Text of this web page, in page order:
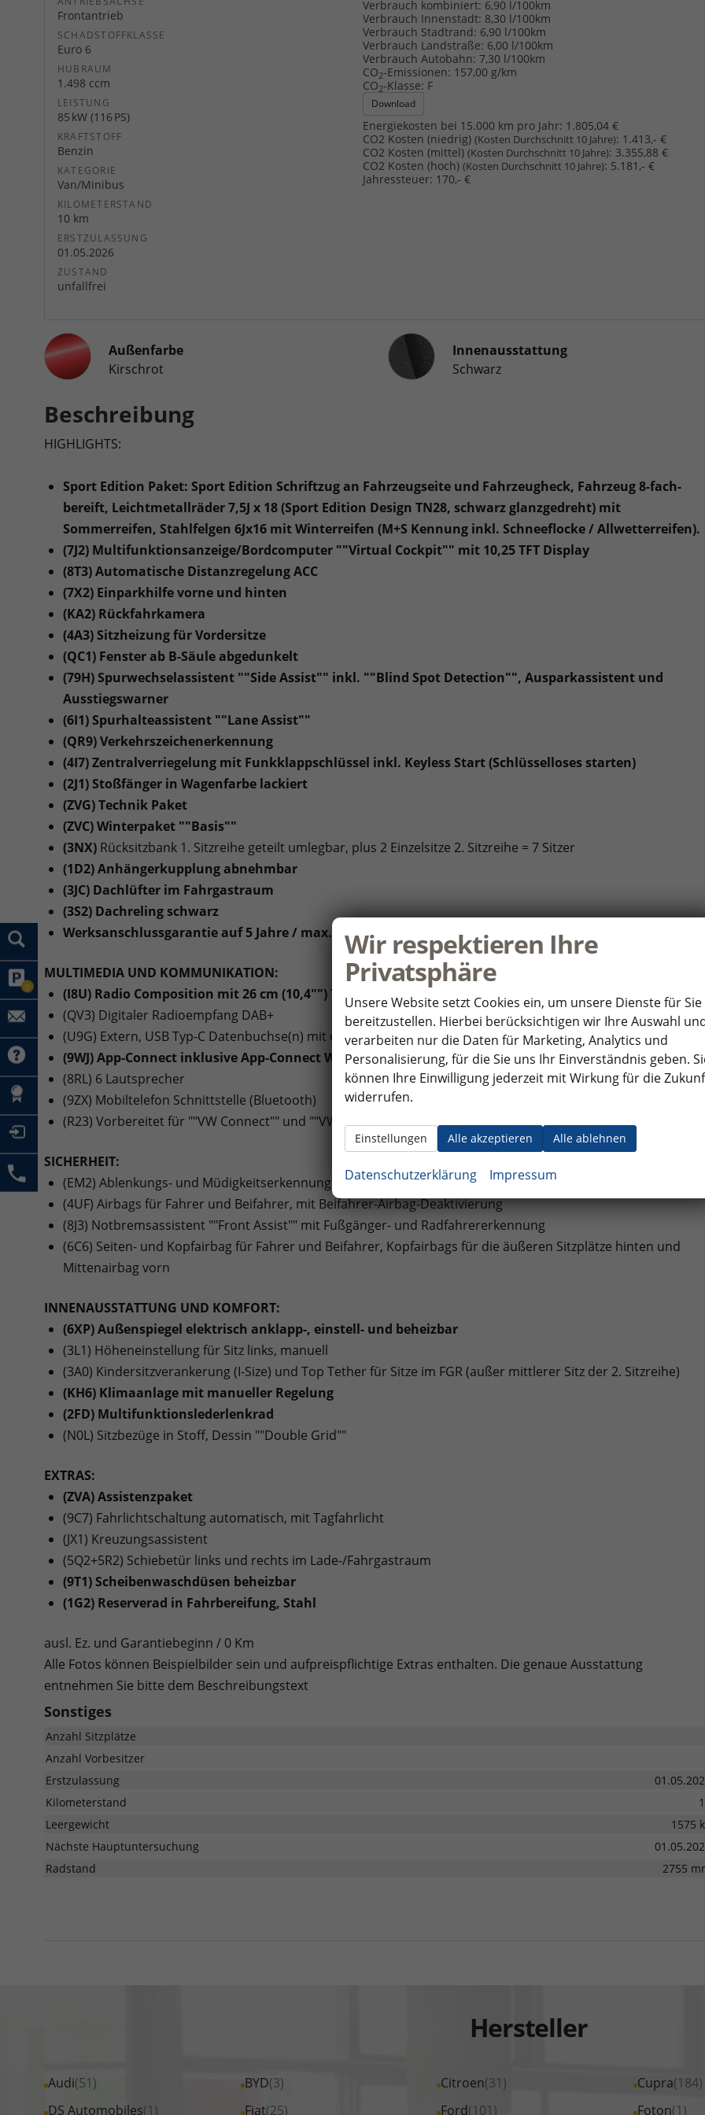
0
Frontantrieb
SCHADSTOFFKLASSE
Euro 6
HUBRAUM
1.498 ccm
LEISTUNG
85 kW (116 PS)
KRAFTSTOFF
Benzin
KATEGORIE
Van/Minibus
KILOMETERSTAND
10 km
ERSTZULASSUNG
01.05.2026
ZUSTAND
unfallfrei
Verbrauch kombiniert: 6,90 l/100km
Verbrauch Innenstadt: 8,30 l/100km
Verbrauch Stadtrand: 6,90 l/100km
Verbrauch Landstraße: 6,00 l/100km
Verbrauch Autobahn: 7,30 l/100km
CO2-Emissionen: 157,00 g/km
CO2-Klasse: F
Download
Energiekosten bei 15.000 km pro Jahr: 1.805,04 €
CO2 Kosten (niedrig) (Kosten Durchschnitt 10 Jahre): 1.413,- €
CO2 Kosten (mittel) (Kosten Durchschnitt 10 Jahre): 3.355,88 €
CO2 Kosten (hoch) (Kosten Durchschnitt 10 Jahre): 5.181,- €
Jahressteuer: 170,- €
Außenfarbe
Kirschrot
InnenausstattungInnenausstattung
Schwarz
Beschreibung
HIGHLIGHTS:
Sport Edition Paket: Sport Edition Schriftzug an Fahrzeugseite und Fahrzeugheck, Fahrzeug 8-fach-
bereift, Leichtmetallräder 7,5J x 18 (Sport Edition Design TN28, schwarz glanzgedreht) mit
Sommerreifen, Stahlfelgen 6Jx16 mit Winterreifen (M+S Kennung inkl. Schneeflocke / Allwetterreifen).
(7J2) Multifunktionsanzeige/Bordcomputer ""Virtual Cockpit"" mit 10,25 TFT Display
(8T3) Automatische Distanzregelung ACC
(7X2) Einparkhilfe vorne und hinten
(KA2) Rückfahrkamera
(4A3) Sitzheizung für Vordersitze
(QC1) Fenster ab B-Säule abgedunkelt
(79H) Spurwechselassistent ""Side Assist"" inkl. ""Blind Spot Detection"", Ausparkassistent und
Ausstiegswarner
(6I1) Spurhalteassistent ""Lane Assist""
(QR9) Verkehrszeichenerkennung
(4I7) Zentralverriegelung mit Funkklappschlüssel inkl. Keyless Start (Schlüsselloses starten)
(2J1) Stoßfänger in Wagenfarbe lackiert
(ZVG) Technik Paket
(ZVC) Winterpaket ""Basis""
(3NX) Rücksitzbank 1. Sitzreihe geteilt umlegbar, plus 2 Einzelsitze 2. Sitzreihe = 7 Sitzer
(1D2) Anhängerkupplung abnehmbar
(3JC) Dachlüfter im Fahrgastraum
(3S2) Dachreling schwarz
Werksanschlussgarantie auf 5 Jahre / max. 200.000 Km
MULTIMEDIA UND KOMMUNIKATION:
(I8U) Radio Composition mit 26 cm (10,4"") Touch-Farbdisplay
(QV3) Digitaler Radioempfang DAB+
(U9G) Extern, USB Typ-C Datenbuchse(n) mit erhöhter Ladeleistung
(9WJ) App-Connect inklusive App-Connect Wireless für Apple CarPlay und Android Auto
(8RL) 6 Lautsprecher
(9ZX) Mobiltelefon Schnittstelle (Bluetooth)
(R23) Vorbereitet für ""VW Connect"" und ""VW Connect Plus""
SICHERHEIT:
(EM2) Ablenkungs- und Müdigkeitserkennung
(4UF) Airbags für Fahrer und Beifahrer, mit Beifahrer-Airbag-Deaktivierung
(8J3) Notbremsassistent ""Front Assist"" mit Fußgänger- und Radfahrererkennung
(6C6) Seiten- und Kopfairbag für Fahrer und Beifahrer, Kopfairbags für die äußeren Sitzplätze hinten und
Mittenairbag vorn
INNENAUSSTATTUNG UND KOMFORT:
(6XP) Außenspiegel elektrisch anklapp-, einstell- und beheizbar
(3L1) Höheneinstellung für Sitz links, manuell
(3A0) Kindersitzverankerung (I-Size) und Top Tether für Sitze im FGR (außer mittlerer Sitz der 2. Sitzreihe)
(KH6) Klimaanlage mit manueller Regelung
(2FD) Multifunktionslederlenkrad
(N0L) Sitzbezüge in Stoff, Dessin ""Double Grid""
EXTRAS:
(ZVA) Assistenzpaket
(9C7) Fahrlichtschaltung automatisch, mit Tagfahrlicht
(JX1) Kreuzungsassistent
(5Q2+5R2) Schiebetür links und rechts im Lade-/Fahrgastraum
(9T1) Scheibenwaschdüsen beheizbar
(1G2) Reserverad in Fahrbereifung, Stahl
ausl. Ez. und Garantiebeginn / 0 Km
Alle Fotos können Beispielbilder sein und aufpreispflichtige Extras enthalten. Die genaue Ausstattung
entnehmen Sie bitte dem Beschreibungstext
Sonstiges
Anzahl Sitzplätze
Anzahl Vorbesitzer
Erstzulassung
Kilometerstand
Leergewicht
1575
Nächste Hauptuntersuchung
Radstand
2755
Hersteller
Audi(51)
Alle
Fahrzeuge
BYD(3)
Alle
Fahrzeuge
Citroen(31)
Alle
Fahrzeuge
Cupra(184)
Alle
Fahrzeuge
DS Automobiles(1)
Alle Fiat(25)
Alle Ford(101)
Alle Foton(1)
Alle
Wir respektieren Ihre
Privatsphäre
Unsere Website setzt Cookies ein, um unsere Dienste für Sie
bereitzustellen. Hierbei berücksichtigen wir Ihre Auswahl
verarbeiten nur die Daten für Marketing, Analytics und
Personalisierung, für die Sie uns Ihr Einverständnis geben.
können Ihre Einwilligung jederzeit mit Wirkung für die
widerrufen.
Alle akzeptieren Alle ablehnen
Einstellungen
Datenschutzerklärung Impressum